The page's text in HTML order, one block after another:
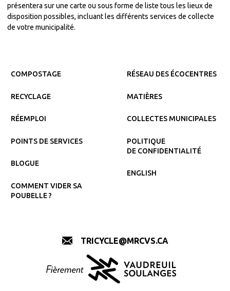
présentera sur une carte ou sous forme de liste tous les lieux de
disposition possibles, incluant les différents services de collecte
de votre municipalité.
COMPOSTAGE
RECYCLAGE
RÉEMPLOI
POINTS DE SERVICES
BLOGUE
COMMENT VIDER SA
POUBELLE ?
RÉSEAU DES ÉCOCENTRES
MATIÈRES
COLLECTES MUNICIPALES
POLITIQUE
DE CONFIDENTIALITÉ
ENGLISH
TRICYCLE@MRCVS.CA